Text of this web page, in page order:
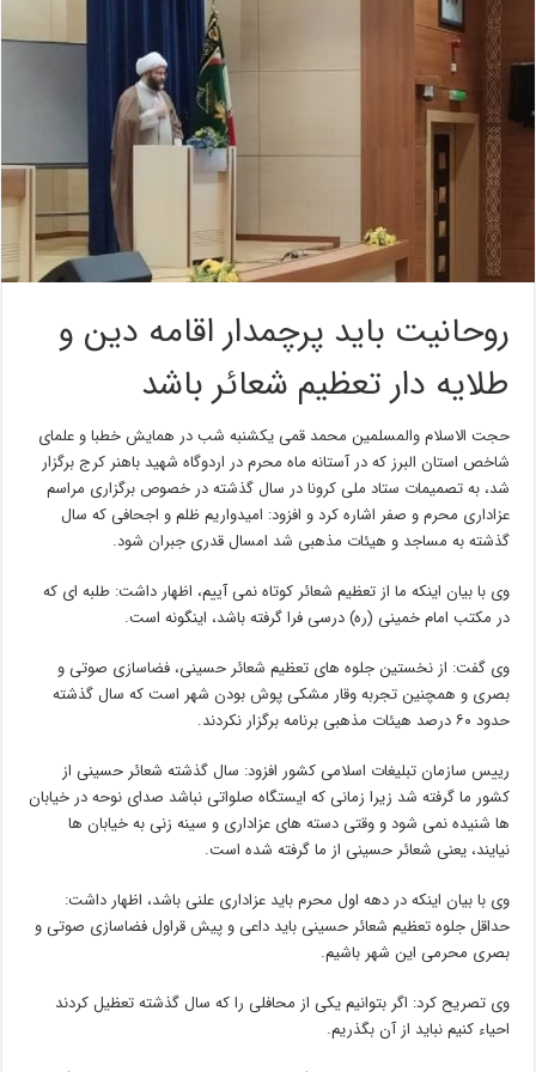
روحانیت باید پرچمدار اقامه دین و
طلایه دار تعظیم شعائر باشد
حجت الاسلام والمسلمین محمد قمی یکشنبه شب در همایش خطبا و علمای
شاخص استان البرز که در آستانه ماه محرم در اردوگاه شهید باهنر کرج برگزار
شد، به تصمیمات ستاد ملی کرونا در سال گذشته در خصوص برگزاری مراسم
عزاداری محرم و صفر اشاره کرد و افزود: امیدواریم ظلم و اجحافی که سال
گذشته به مساجد و هیئات مذهبی شد امسال قدری جبران شود.
وی با بیان اینکه ما از تعظیم شعائر کوتاه نمی آییم، اظهار داشت: طلبه ای که
در مکتب امام خمینی (ره) درسی فرا گرفته باشد، اینگونه است.
وی گفت: از نخستین جلوه های تعظیم شعائر حسینی، فضاسازی صوتی و
بصری و همچنین تجربه وقار مشکی پوش بودن شهر است که سال گذشته
حدود ۶۰ درصد هیئات مذهبی برنامه برگزار نکردند.
رییس سازمان تبلیغات اسلامی کشور افزود: سال گذشته شعائر حسینی از
کشور ما گرفته شد زیرا زمانی که ایستگاه صلواتی نباشد صدای نوحه در خیابان
ها شنیده نمی شود و وقتی دسته های عزاداری و سینه زنی به خیابان ها
نیایند، یعنی شعائر حسینی از ما گرفته شده است.
وی با بیان اینکه در دهه اول محرم باید عزاداری علنی باشد، اظهار داشت:
حداقل جلوه تعظیم شعائر حسینی باید داعی و پیش قراول فضاسازی صوتی و
بصری محرمی این شهر باشیم.
وی تصریح کرد: اگر بتوانیم یکی از محافلی را که سال گذشته تعظیل کردند
احیاء کنیم نباید از آن بگذریم.